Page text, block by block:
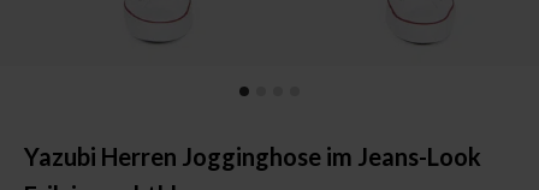
Yazubi Herren Jogginghose im Jeans-Look